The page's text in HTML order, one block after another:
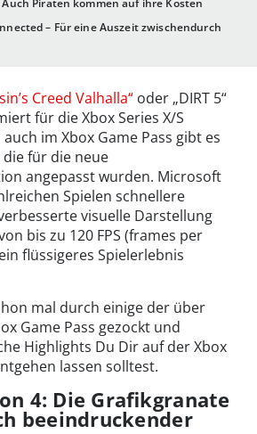
Auch Piraten kommen auf ihre Kosten
– Für eine Auszeit zwischendurch
Creed Valhalla“ oder „DIRT 5“
für die Xbox Series X/S
im Xbox Game Pass gibt es
für die neue
angepasst wurden. Microsoft
Spielen schnellere
visuelle Darstellung
bis zu 120 FPS (frames per
flüssigeres Spielerlebnis
mal durch einige der über
Game Pass gezockt und
Highlights Du Dir auf der Xbox
lassen solltest.
4: Die Grafikgranate
beeindruckender